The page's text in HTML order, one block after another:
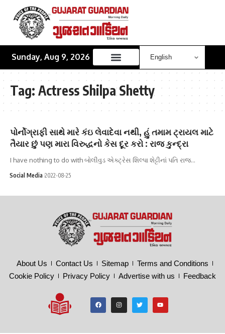
Sunday, Aug 9, 2026
Tag: Actress Shilpa Shetty
પોર્નોગ્રાફી સાથે મારે કંઇ લેવાદેવા નથી, હું તમામ ટ્રાયલ માટે
તૈયાર છું પણ મારા વિરુદ્ધનો કેસ દૂર કરો : રાજ કુન્દ્રા
I have nothing to do with બોલીવુડ એક્ટ્રેસ શિલ્પા શેટ્ટીનાં પતિ રાજ…
Social Media 2022-08-25
About Us Contact Us Sitemap
Terms and Conditions
Cookie Policy
Privacy Policy Advertise with us Feedback